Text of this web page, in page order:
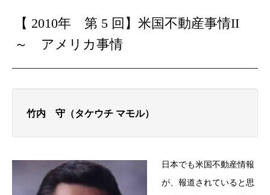
【 2010年 第 5 回】米国不動産事情II
～ アメリカ事情
竹内 守（タケウチ マモル）
日本でも米国不動産情報
が、報道されていると思